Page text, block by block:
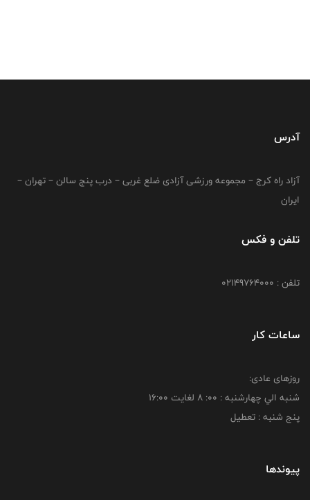
آدرس
آزاد راه کرج – مجموعه ورزشی آزادی ضلع غربی – درب پنج سالن – تهران –
ایران
تلفن و فکس
تلفن : 02149764000
ساعات کار
روزهای عادی:
شنبه الي چهارشنبه : 00: 8 لغايت 16:00
پنج شنبه : تعطیل
پیوندها